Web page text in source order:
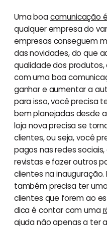
Uma boacomunicação
qualquer empresa do
empresas conseguem
das novidades, do que
qualidade dos produtos,
com uma boa
ganhar e aumentar a
para isso, você precisa
bem planejadas desde
loja nova precisa se
clientes, ou seja, você
pagos nas redes
revistas e fazer outros
clientes na inauguração.
também precisa ter
clientes que forem ao
dica é contar com uma
ajuda não apenas a ter